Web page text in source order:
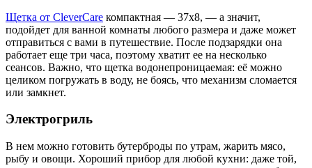
Щетка от CleverCare компактная — 37х8, — а значит,
подойдет для ванной комнаты любого размера и даже может
отправиться с вами в путешествие. После подзарядки она
работает еще три часа, поэтому хватит ее на несколько
сеансов. Важно, что щетка водонепроницаемая: её можно
целиком погружать в воду, не боясь, что механизм сломается
или замкнет.
Электрогриль
В нем можно готовить бутерброды по утрам, жарить мясо,
рыбу и овощи. Хороший прибор для любой кухни: даже той,